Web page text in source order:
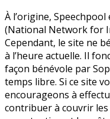
À l’origine,
(National Network for
Cependant, le site ne
à l’heure actuelle. Il
façon bénévole par
temps libre. Si ce site
encourageons à
contribuer à couvrir